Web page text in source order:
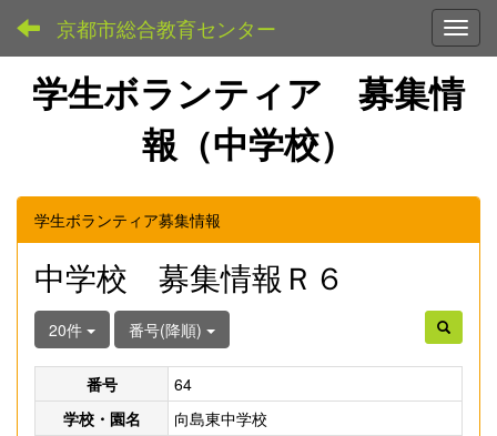
京都市総合教育センター
学生ボランティア 募集情
報（中学校）
学生ボランティア募集情報
中学校 募集情報Ｒ６
20件 番号(降順)
番号
64
学校・園名
向島東中学校